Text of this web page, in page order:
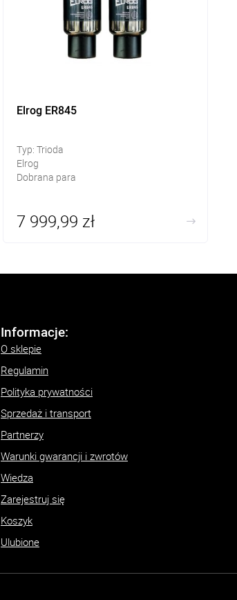
Elrog ER845
Typ: Trioda
Elrog
Dobrana para
7 999,99 zł
Informacje:
O sklepie
Regulamin
Polityka prywatności
Sprzedaż i transport
Partnerzy
Warunki gwarancji i zwrotów
Wiedza
Zarejestruj się
Koszyk
Ulubione